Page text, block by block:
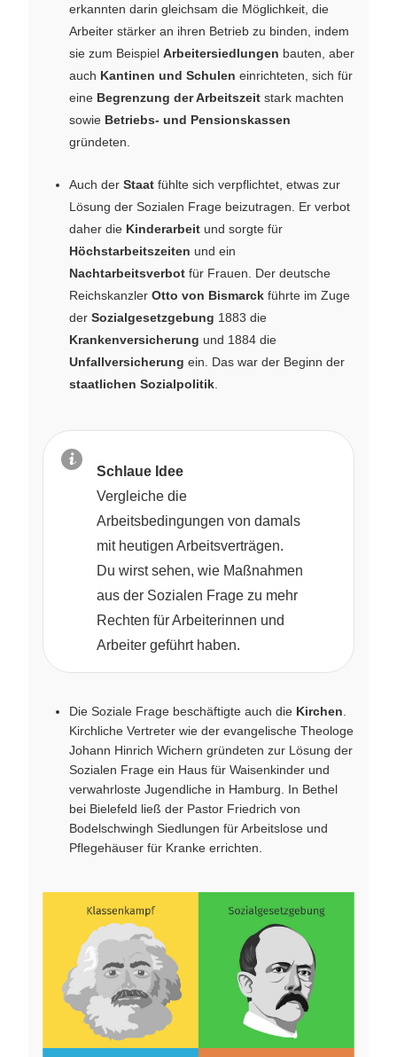
erkannten darin gleichsam die Möglichkeit, die
Arbeiter stärker an ihren Betrieb zu binden, indem
sie zum Beispiel Arbeitersiedlungen bauten, aber
auch Kantinen und Schulen einrichteten, sich für
eine Begrenzung der Arbeitszeit stark machten
sowie Betriebs- und Pensionskassen
gründeten.
Auch der Staat fühlte sich verpflichtet, etwas zur
Lösung der Sozialen Frage beizutragen. Er verbot
daher die Kinderarbeit und sorgte für
Höchstarbeitszeiten und ein
Nachtarbeitsverbot für Frauen. Der deutsche
Reichskanzler Otto von Bismarck führte im Zuge
der Sozialgesetzgebung 1883 die
Krankenversicherung und 1884 die
Unfallversicherung ein. Das war der Beginn der
staatlichen Sozialpolitik
Schlaue Idee
Vergleiche die
Arbeitsbedingungen von damals
mit heutigen Arbeitsverträgen.
Du wirst sehen, wie Maßnahmen
aus der Sozialen Frage zu mehr
Rechten für Arbeiterinnen und
Arbeiter geführt haben.
Die Soziale Frage beschäftigte auch die Kirchen
Kirchliche Vertreter wie der evangelische Theologe
Johann Hinrich Wichern gründeten zur Lösung der
Sozialen Frage ein Haus für Waisenkinder und
verwahrloste Jugendliche in Hamburg. In Bethel
bei Bielefeld ließ der Pastor Friedrich von
Bodelschwingh Siedlungen für Arbeitslose und
Pflegehäuser für Kranke errichten.